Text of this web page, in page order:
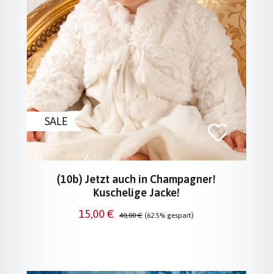
SALE
(10b) Jetzt auch in Champagner!
Kuschelige Jacke!
Verkaufspreis:
15,00 € Regulärer Preis:
40,00 € (62.5% gespart)